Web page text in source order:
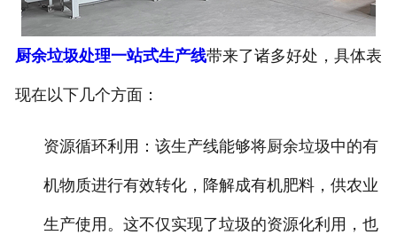
厨余垃圾处理一站式生产线带来了诸多好处，具体表
现在以下几个方面：
资源循环利用 ：该生产线能够将厨余垃圾中的有
机物质进行有效转化，降解成有机肥料，供农业
生产使用。这不仅实现了垃圾的资源化利用，也